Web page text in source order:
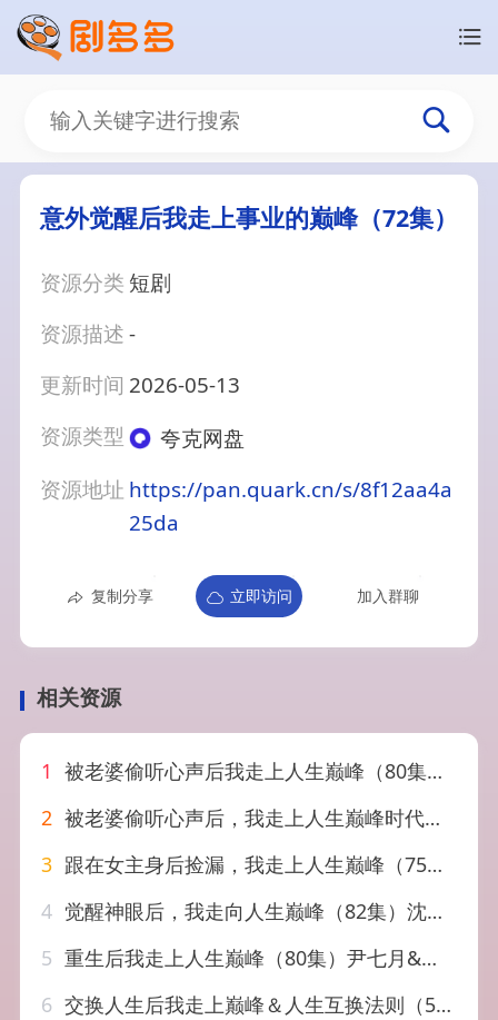
意外觉醒后我走上事业的巅峰（72集）
资源分类 短剧
资源描述-
更新时间 2026-05-13
资源类型
夸克网盘
资源地址 https://pan.quark.cn/s/8f12aa4a
25da
复制分享 立即访问 加入群聊
相关资源
1 被老婆偷听心声后我走上人生巅峰（80集）赵海豫宁&刘彦希
2 被老婆偷听心声后，我走上人生巅峰时代（80集）陈洁蕾&李梓
3 跟在女主身后捡漏，我走上人生巅峰（75集）孙樾＆董玥妤
4 觉醒神眼后，我走向人生巅峰（82集）沈柏岩＆闫钰婷
5 重生后我走上人生巅峰（80集）尹七月&陈祎龙
6 交换人生后我走上巅峰＆人生互换法则（54集）王城钧&尤洋